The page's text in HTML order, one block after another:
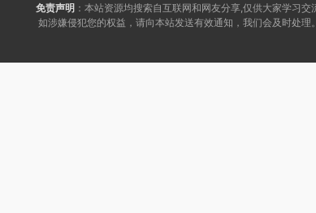
免责声明 ：本站资源均搜索自互联网和网友分享,仅供大家学习交
如涉嫌侵犯您的权益，请向本站发送有效通知，我们会及时处